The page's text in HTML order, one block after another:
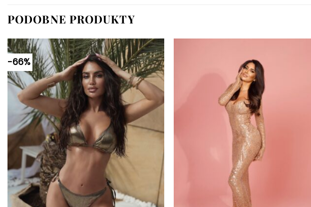
PODOBNE PRODUKTY
-66%
Dodaj do
ulubionych